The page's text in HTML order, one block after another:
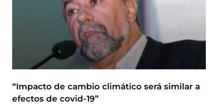
“Impacto de cambio climático será similar a
efectos de covid-19”